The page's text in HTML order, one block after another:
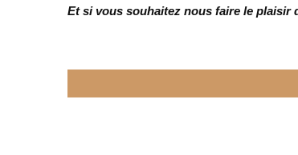
Et si vous souhaitez nous faire le plaisir